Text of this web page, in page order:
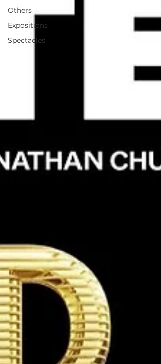
Others
Expositions
Spectacles